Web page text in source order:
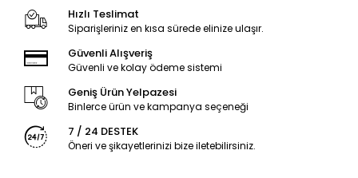
Hızlı Teslimat
Siparişleriniz en kısa sürede elinize ulaşır.
Güvenli Alışveriş
Güvenli ve kolay ödeme sistemi
Geniş Ürün Yelpazesi
Binlerce ürün ve kampanya seçeneği
7 / 24 DESTEK
Öneri ve şikayetlerinizi bize iletebilirsiniz.